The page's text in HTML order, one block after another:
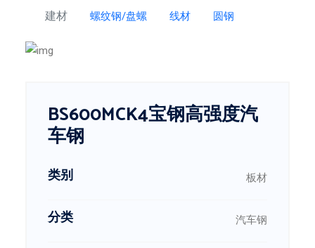
建材 螺纹钢/盘螺 线材 圆钢
BS600MCK4宝钢高强度汽
车钢
类别 板材
分类 汽车钢